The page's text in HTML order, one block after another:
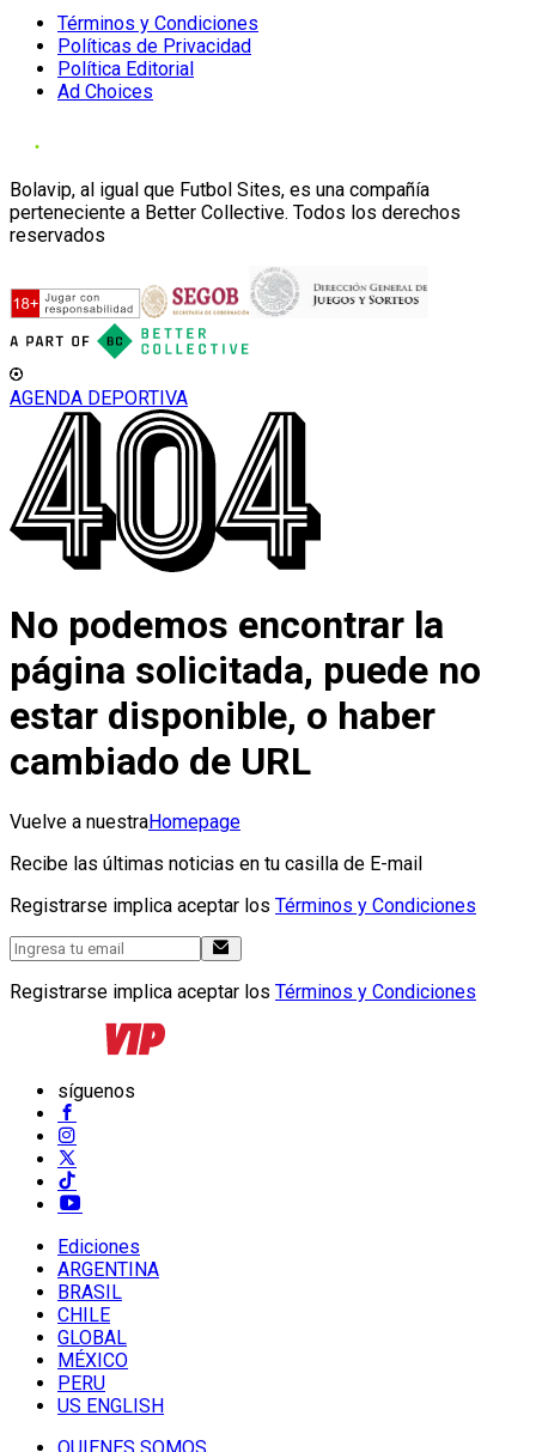
Términos y Condiciones
Políticas de Privacidad
Política Editorial
Ad Choices
Bolavip, al igual que Futbol Sites, es una compañía
perteneciente a Better Collective. Todos los derechos
reservados
AGENDA DEPORTIVA
No podemos encontrar la
página solicitada, puede no
estar disponible, o haber
cambiado de URL
Vuelve a nuestraHomepage
Recibe las últimas noticias en tu casilla de E-mail
Registrarse implica aceptar los Términos y Condiciones
Registrarse implica aceptar los Términos y Condiciones
síguenos
Ediciones
ARGENTINA
BRASIL
CHILE
GLOBAL
MÉXICO
PERU
US ENGLISH